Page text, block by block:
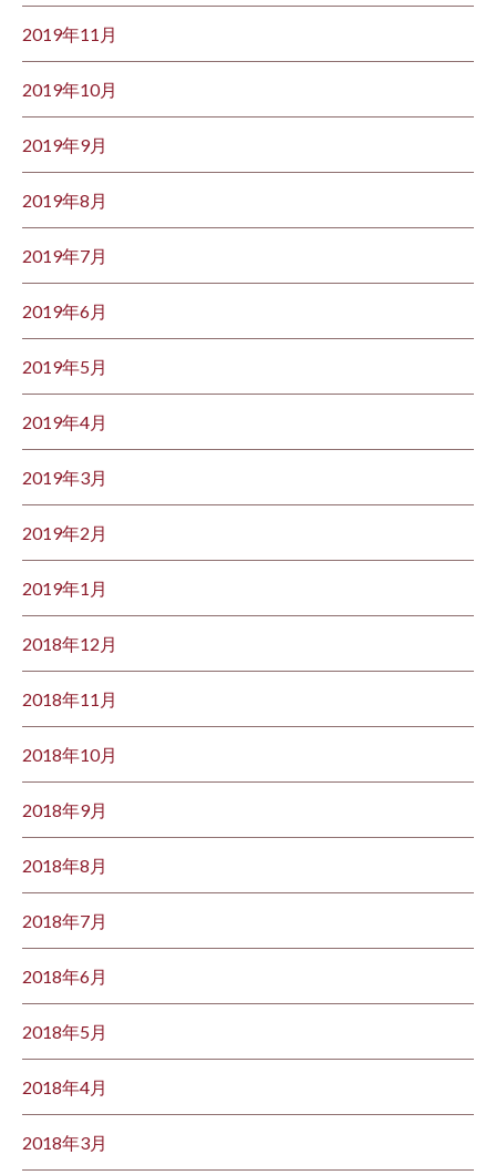
2019年11月
2019年10月
2019年9月
2019年8月
2019年7月
2019年6月
2019年5月
2019年4月
2019年3月
2019年2月
2019年1月
2018年12月
2018年11月
2018年10月
2018年9月
2018年8月
2018年7月
2018年6月
2018年5月
2018年4月
2018年3月